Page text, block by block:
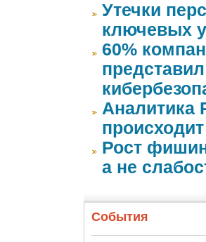
Утечки
ключевых
60%
Аналитика
Рост
а не
События